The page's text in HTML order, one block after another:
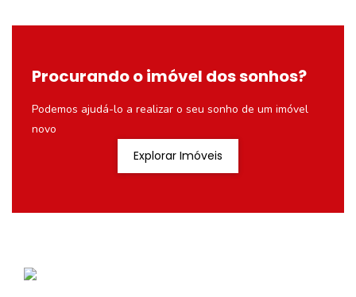
Procurando o imóvel dos sonhos?
Podemos ajudá-lo a realizar o seu sonho de um imóvel
novo
Explorar Imóveis